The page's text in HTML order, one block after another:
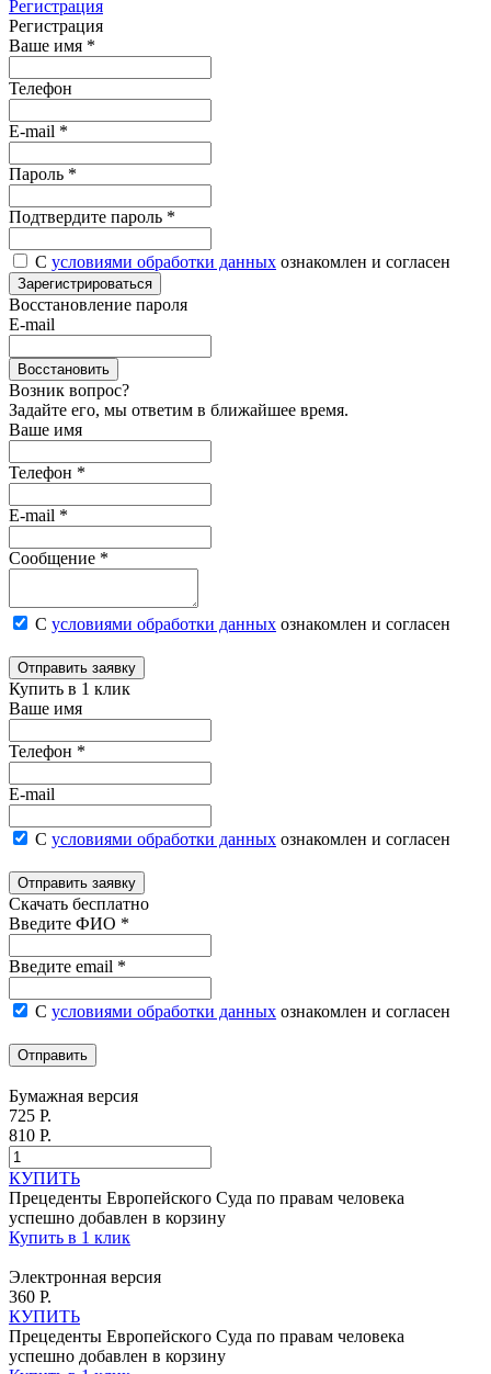
Регистрация
Регистрация
Ваше имя *
Телефон
E-mail *
Пароль *
Подтвердите пароль *
С условиями обработки данных ознакомлен и согласен
Зарегистрироваться
Восстановление пароля
E-mail
Восстановить
Возник вопрос?
Задайте его, мы ответим в ближайшее время.
Ваше имя
Телефон *
E-mail *
Сообщение *
С условиями обработки данных ознакомлен и согласен
Отправить заявку
Купить в 1 клик
Ваше имя
Телефон *
E-mail
С условиями обработки данных ознакомлен и согласен
Отправить заявку
Скачать бесплатно
Введите ФИО *
Введите email *
С условиями обработки данных ознакомлен и согласен
Отправить
Бумажная версия
725 Р.
810 Р.
КУПИТЬ
Прецеденты Европейского Суда по правам человека
успешно добавлен в корзину
Купить в 1 клик
Электронная версия
360 Р.
КУПИТЬ
Прецеденты Европейского Суда по правам человека
успешно добавлен в корзину